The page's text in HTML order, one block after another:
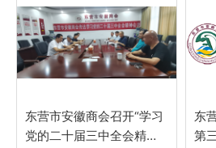
东营市安徽商会召开“学习
党的二十届三中全会精
东
第